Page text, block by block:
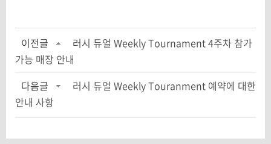
이전글
러시 듀얼 Weekly Tournament 4주차 참가
가능 매장 안내
다음글
러시 듀얼 Weekly Touranment 예약에 대한
안내 사항